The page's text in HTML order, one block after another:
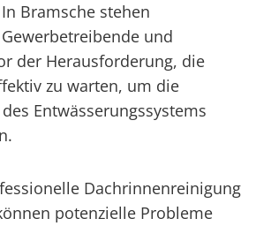
Bramsche stehen
und
der Herausforderung, die
zu warten, um die
Entwässerungssystems
Dachrinnenreinigung
potenzielle Probleme